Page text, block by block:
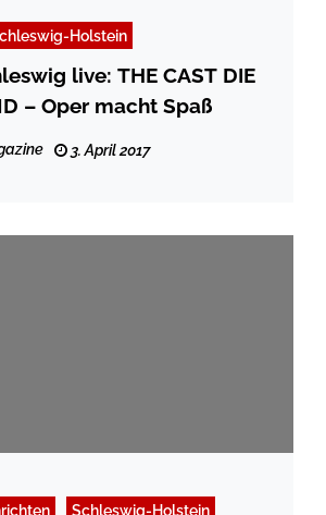
Holstein
live: THE CAST DIE
– Oper macht Spaß
3. April 2017
Schleswig-Holstein